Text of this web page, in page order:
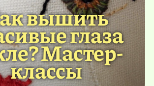
вышить
глаза
Мастер-
классы